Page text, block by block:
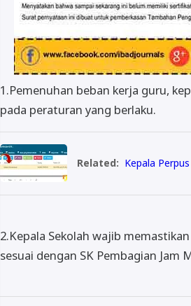
1.Pemenuhan beban kerja guru,
pada peraturan yang berlaku.
Related: Kepala
2.Kepala Sekolah wajib
sesuai dengan SK Pembagian